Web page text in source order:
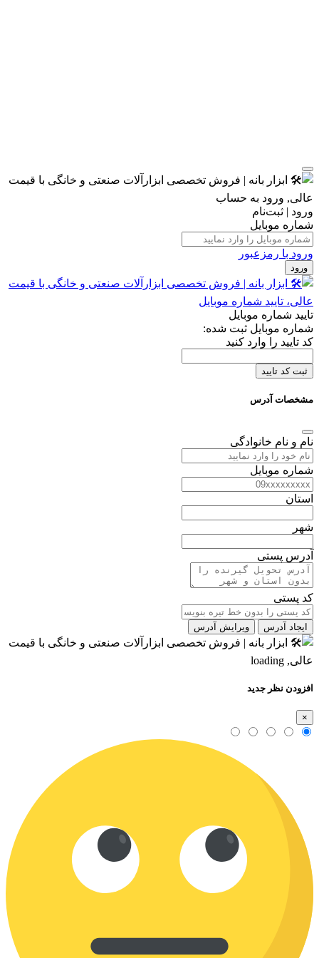
ورود | ثبت‌نام
شماره موبایل
ورود با رمزعبور
ورود
تایید شماره موبایل
شماره موبایل ثبت شده:
کد تایید را وارد کنید
ثبت کد تایید
مشخصات آدرس
نام و نام خانوادگی
شماره موبایل
استان
شهر
آدرس پستی
کد پستی
ایجاد آدرس ویرایش آدرس
افزودن نظر جدید
×